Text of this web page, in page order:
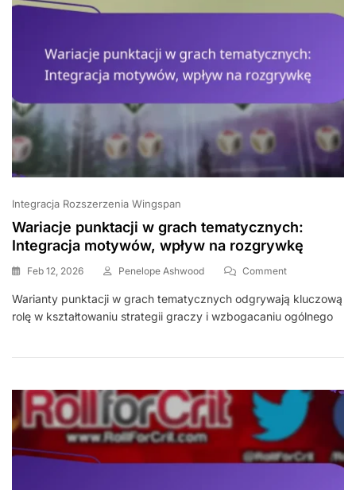
Integracja Rozszerzenia Wingspan
Wariacje punktacji w grach tematycznych:
Integracja motywów, wpływ na rozgrywkę
Feb 12, 2026 Penelope Ashwood CommentOn
Punktacji
W
Integracja
Wpływ
Rozgrywkę
Warianty punktacji w grach tematycznych odgrywają kluczową
rolę w kształtowaniu strategii graczy i wzbogacaniu ogólnego